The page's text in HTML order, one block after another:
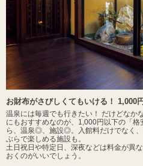
お財布がさびしくてもいける！ 1,000
温泉には毎週でも行きたい！ だけどな
にもおすすめなのが、1,000円以下の「
ら、温泉◎、施設◎。入館料だけでなく
ぶらで楽しめる施設も。
土日祝日や特定日、深夜などは料金が異
おくのがいいでしょう。